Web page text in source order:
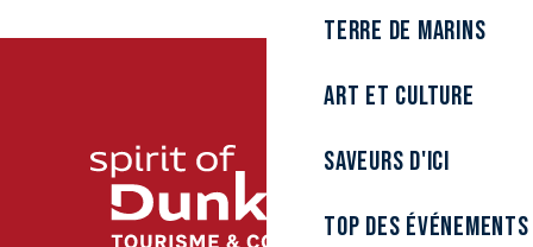
Terre de marins
Art et culture
Saveurs d'ici
Top des événements
MEMPHIS DUNKERQUE
Chic Frite
PITAYA Dunkerque
La Moule Rit